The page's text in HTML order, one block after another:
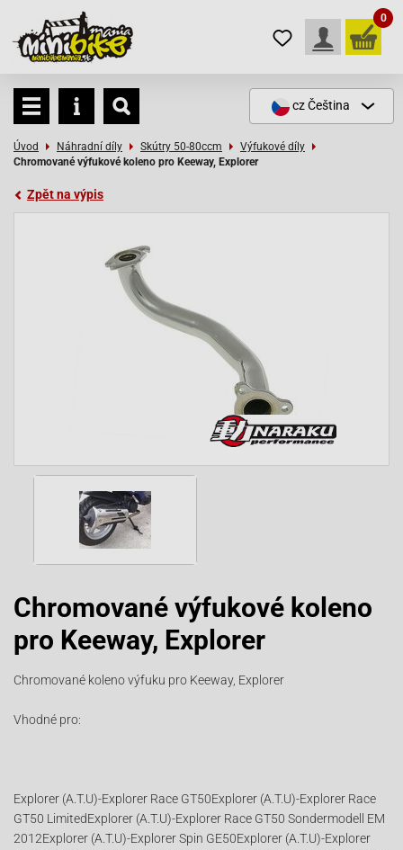
0
czČeština
Úvod Náhradní díly Skútry 50-80ccm
Výfukové díly
Chromované výfukové koleno pro Keeway, Explorer
Zpět na výpis
Chromované výfukové koleno
pro Keeway, Explorer
Chromované koleno výfuku pro Keeway, Explorer
Vhodné pro:
Explorer (A.T.U)-Explorer Race GT50Explorer (A.T.U)-Explorer Race
GT50 LimitedExplorer (A.T.U)-Explorer Race GT50 Sondermodell EM
2012Explorer (A.T.U)-Explorer Spin GE50Explorer (A.T.U)-Explorer